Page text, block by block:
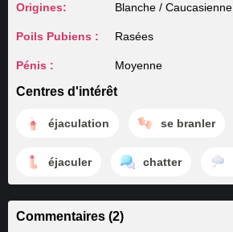
Origines: Blanche / Caucasienne
Poils Pubiens : Rasées
Pénis : Moyenne
Centres d'intérêt
éjaculation se branler
éjaculer chatter
Commentaires (2)